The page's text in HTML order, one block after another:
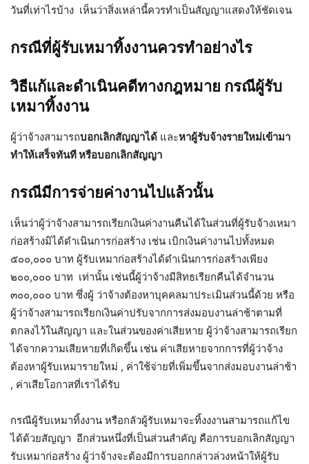
วันที่เท่าไรบ้าง เห็นว่าสิ่งเหล่านี้ควรทำเป็นสัญญาแสดงให้ชัดเจน
กรณีที่ผู้รับเหมาทิ้งงานควรทำอย่างไร
วิธีแก้และดำเนินคดีทางกฎหมาย กรณีผู้รับ
เหมาทิ้งงาน
ผู้ว่าจ้างสามารถบอกเลิกสัญญาได้ และหาผู้รับจ้างรายใหม่เข้ามา
ทำให้เสร็จทันที หรือบอกเลิกสัญญา
กรณีมีการจ่ายค่างานไปแล้วนั้น
เห็นว่าผู้ว่าจ้างสามารถเรียกเงินค่างานคืนได้ในส่วนที่ผู้รับจ้างเหมา
ก่อสร้างมิได้ดำเนินการก่อสร้าง เช่น เบิกเงินค่างานไปทั้งหมด
๕๐๐,๐๐๐ บาท ผู้รับเหมาก่อสร้างได้ดำเนินการก่อสร้างเพียง
๒๐๐,๐๐๐ บาท เท่านั้น เช่นนี้ผู้ว่าจ้างมีสิทธเรียกคืนได้จำนวน
๓๐๐,๐๐๐ บาท ซึ่งผู้ ว่าจ้างต้องหาบุคคลมาประเมินส่วนนี้ด้วย หรือ
ผู้ว่าจ้างสามารถเรียกเงินค่าปรับจากการส่งมอบงานล่าช้าตามที่
ตกลงไว้ในสัญญา และในส่วนของค่าเสียหาย ผู้ว่าจ้างสามารถเรียก
ได้จากความเสียหายที่เกิดขึ้น เช่น ค่าเสียหายจากการที่ผู้ว่าจ้าง
ต้องหาผู้รับเหมารายใหม่ , ค่าใช้จ่ายที่เพิ่มขึ้นจากส่งมอบงานล่าช้า
, ค่าเสียโอกาสที่เราได้รับ
กรณีผู้รับเหมาทิ้งงาน หรือกลัวผู้รับเหมาจะทิ้งงงานสามารถแก้ไข
ได้ด้วยสัญญา อีกส่วนหนึ่งที่เป็นส่วนสำคัญ คือการบอกเลิกสัญญา
รับเหมาก่อสร้าง ผู้ว่าจ้างจะต้องมีการบอกกล่าวล่วงหน้าให้ผู้รับ